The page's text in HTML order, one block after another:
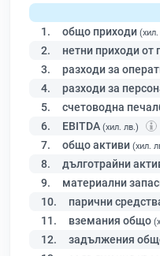
1. общо приходи
2. нетни приходи от
3. разходи за
4. разходи за
5. счетоводна
6. EBITDA (хил. лв.)
7. общо активи (хил.
8. дълготрайни
9. материални
10. парични
11. вземания общо
12. задължения